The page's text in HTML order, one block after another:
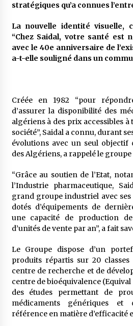
algérien)
5 ans ago
Rencontre nocturne dans
Un conte targui/
5 ans ago
Tradition orale/
5 ans ago
stratégiques qu’a connues
La nouvelle identité visuelle,
“Chez Saidal, votre santé est
avec le 40e anniversaire de
a-t-elle souligné dans un
Créée en 1982 “pour
d’assurer la disponibilité des
algériens à des prix accessibles à
société”, Saidal a connu, durant
évolutions avec un seul objectif
des Algériens, a rappelé le
“Grâce au soutien de l’Etat,
l’Industrie pharmaceutique,
grand groupe industriel avec
dotés d’équipements de
une capacité de production
d’unités de vente par an”, a fait
Le Groupe dispose d’un
produits répartis sur 20 classes
centre de recherche et de
centre de bioéquivalence
des études permettant de
médicaments génériques et
référence en matière d’efficacité